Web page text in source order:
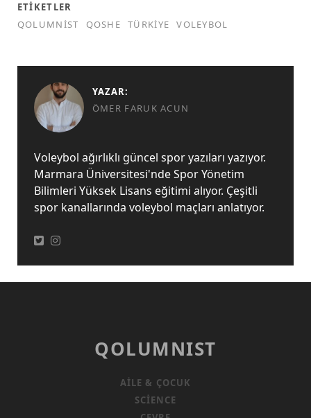
ETIKETLER
QOLUMNIST
QOSHE TÜRKIYE VOLEYBOL
YAZAR:
ÖMER FARUK ACUN
Voleybol ağırlıklı güncel spor yazıları yazıyor.
Marmara Üniversitesi'nde Spor Yönetim
Bilimleri Yüksek Lisans eğitimi alıyor. Çeşitli
spor kanallarında voleybol maçları anlatıyor.
QOLUMNIST
AILE & ÇOCUK
SCIENCE